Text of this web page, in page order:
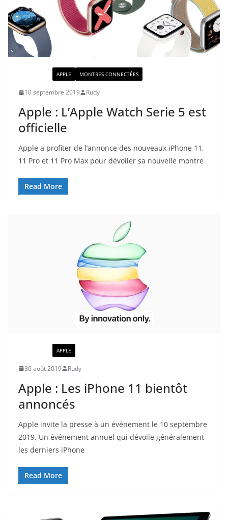
APPLE MONTRES CONNECTÉES
10 septembre 2019 Rudy
Apple : L’Apple Watch Serie 5 est
officielle
Apple a profiter de l’annonce des nouveaux iPhone 11,
11 Pro et 11 Pro Max pour dévoiler sa nouvelle montre
Read More
APPLE
30 août 2019 Rudy
Apple : Les iPhone 11 bientôt
annoncés
Apple invite la presse à un événement le 10 septembre
2019. Un événement annuel qui dévoile généralement
les derniers iPhone
Read More